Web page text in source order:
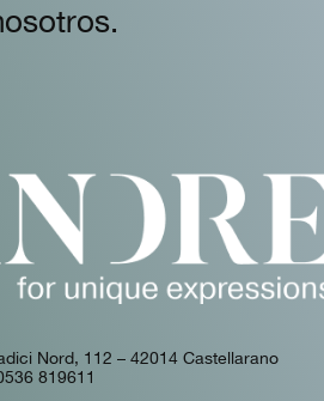
Nord, 112 – 42014 Castellarano
819611